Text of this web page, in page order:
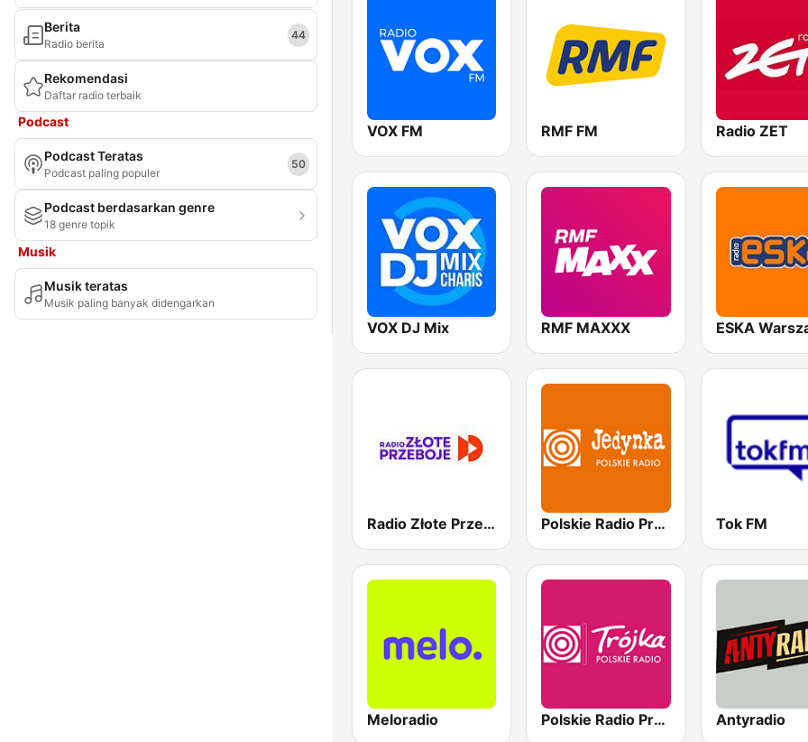
Berita
Radio berita
44
Rekomendasi
Daftar radio terbaik
Podcast
Podcast Teratas
Podcast paling populer
50
Podcast berdasarkan genre
18 genre topik
Musik
Musik teratas
Musik paling banyak didengarkan
VOX FM RMF FM Radio ZET
VOX DJ Mix RMF MAXXX ESKA
Radio Złote Przeboje Polskie Radio Program I (PR1) Jedynka Tok FM
Meloradio Polskie Radio Program III (PR3) Trójka Antyradio